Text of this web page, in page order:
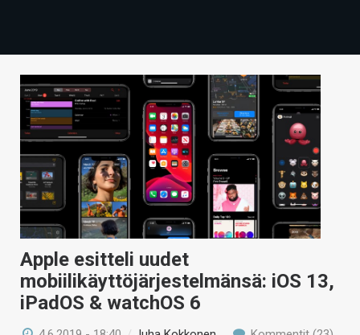
TECHBBS
TIETOA
HINTA.FI
KAUPPA
VAIHDA TEEMA
HAKU
Apple esitteli uudet
mobiilikäyttöjärjestelmänsä: iOS 13,
iPadOS & watchOS 6